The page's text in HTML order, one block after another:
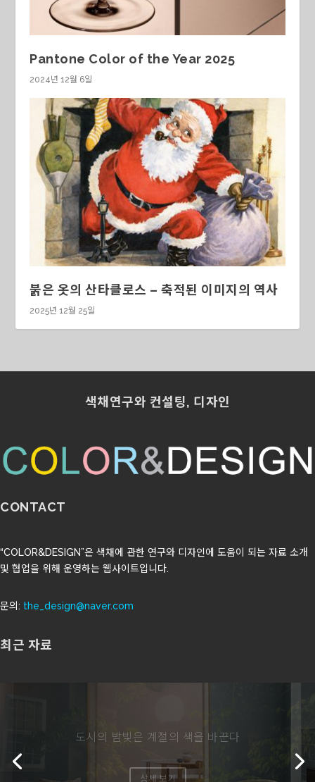
Pantone Color of the Year 2025
2024년 12월 6일
붉은 옷의 산타클로스 – 축적된 이미지의 역사
2025년 12월 25일
색채연구와 컨설팅, 디자인
CONTACT
“COLOR&DESIGN”은 색채에 관한 연구와 디자인에 도움이 되는 자료 소개
및 협업을 위해 운영하는 웹사이트입니다.
문의: the_design@naver.com
최근 자료
도어’